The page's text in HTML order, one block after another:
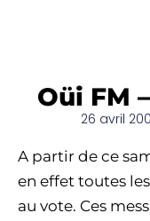
Oüi FM
26 avril
A partir de ce
en effet toutes
au vote. Ces